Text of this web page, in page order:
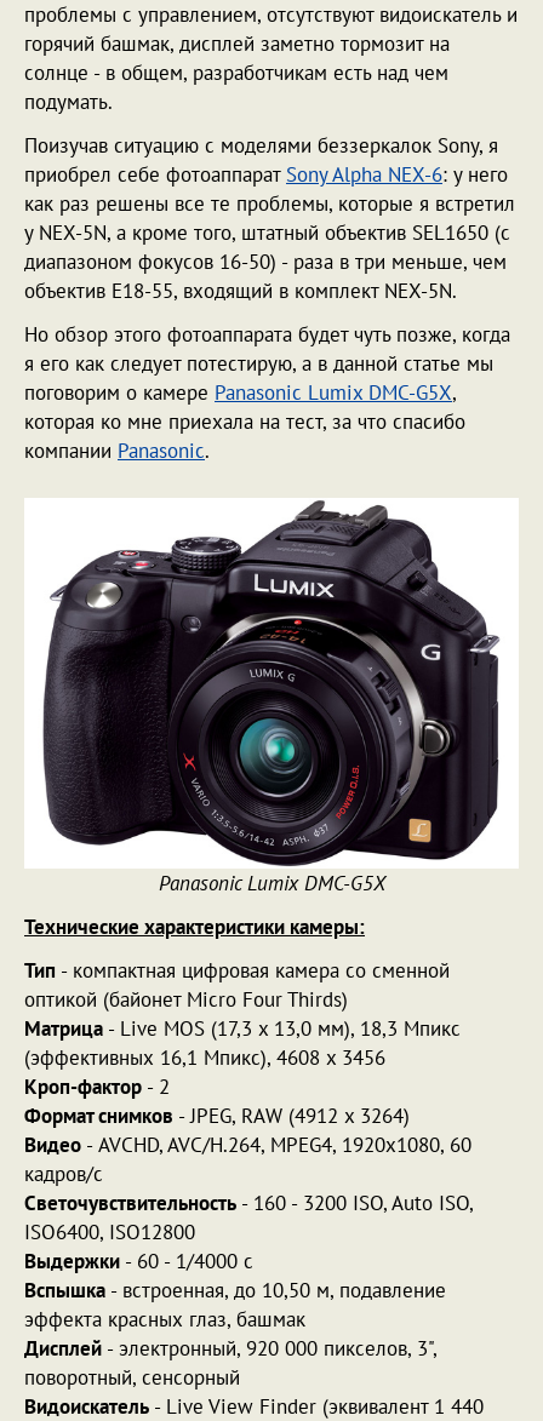
проблемы с управлением, отсутствуют видоискатель и
горячий башмак, дисплей заметно тормозит на
солнце - в общем, разработчикам есть над чем
подумать.
Поизучав ситуацию с моделями беззеркалок Sony, я
приобрел себе фотоаппарат Sony Alpha NEX-6: у него
как раз решены все те проблемы, которые я встретил
у NEX-5N, а кроме того, штатный объектив SEL1650 (с
диапазоном фокусов 16-50) - раза в три меньше, чем
объектив E18-55, входящий в комплект NEX-5N.
Но обзор этого фотоаппарата будет чуть позже, когда
я его как следует потестирую, а в данной статье мы
поговорим о камере Panasonic Lumix DMC-G5X,
которая ко мне приехала на тест, за что спасибо
компании Panasonic.
Panasonic Lumix DMC-G5X
Технические характеристики камеры:
Тип - компактная цифровая камера со сменной
оптикой (байонет Micro Four Thirds)
Матрица - Live MOS (17,3 x 13,0 мм), 18,3 Мпикс
(эффективных 16,1 Мпикс), 4608 x 3456
Кроп-фактор - 2
Формат снимков - JPEG, RAW (4912 x 3264)
Видео - AVCHD, AVC/H.264, MPEG4, 1920x1080, 60
кадров/с
Светочувствительность - 160 - 3200 ISO, Auto ISO,
ISO6400, ISO12800
Выдержки - 60 - 1/4000 с
Вспышка - встроенная, до 10,50 м, подавление
эффекта красных глаз, башмак
Дисплей - электронный, 920 000 пикселов, 3",
поворотный, сенсорный
Видоискатель - Live View Finder (эквивалент 1 440